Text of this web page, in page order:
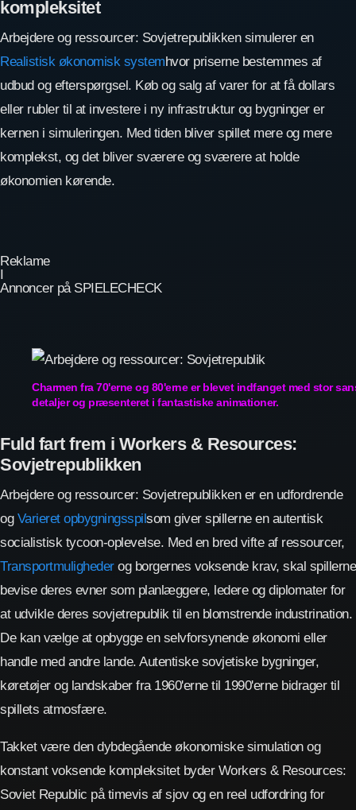
kompleksitet
Arbejdere og ressourcer: Sovjetrepublikken simulerer en
Realistisk økonomisk systemhvor priserne bestemmes af
udbud og efterspørgsel. Køb og salg af varer for at få dollars
eller rubler til at investere i ny infrastruktur og bygninger er
kernen i simuleringen. Med tiden bliver spillet mere og mere
komplekst, og det bliver sværere og sværere at holde
økonomien kørende.
Reklame
I
Annoncer på SPIELECHECK
Charmen fra 70'erne og 80'erne er blevet indfanget med stor
detaljer og præsenteret i fantastiske animationer.
Fuld fart frem i Workers & Resources:
Sovjetrepublikken
Arbejdere og ressourcer: Sovjetrepublikken er en udfordrende
og Varieret opbygningsspilsom giver spillerne en autentisk
socialistisk tycoon-oplevelse. Med en bred vifte af ressourcer,
Transportmulighederog borgernes voksende krav, skal spillerne
bevise deres evner som planlæggere, ledere og diplomater for
at udvikle deres sovjetrepublik til en blomstrende industrination.
De kan vælge at opbygge en selvforsynende økonomi eller
handle med andre lande. Autentiske sovjetiske bygninger,
køretøjer og landskaber fra 1960'erne til 1990'erne bidrager til
spillets atmosfære.
Takket være den dybdegående økonomiske simulation og
konstant voksende kompleksitet byder Workers & Resources:
Soviet Republic på timevis af sjov og en reel udfordring for